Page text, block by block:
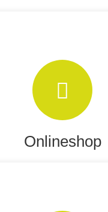
Onlineshop